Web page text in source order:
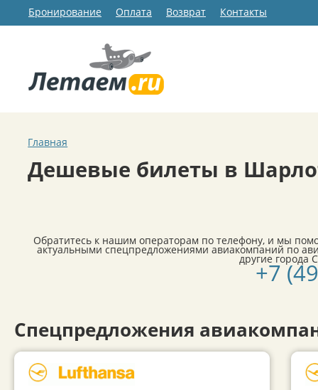
Бронирование Оплата Возврат Контакты
Главная
Дешевые билеты в
Обратитесь к нашим операторам по телефону, и мы
актуальными спецпредложениями авиакомпаний по
другие города
+7
Спецпредложения